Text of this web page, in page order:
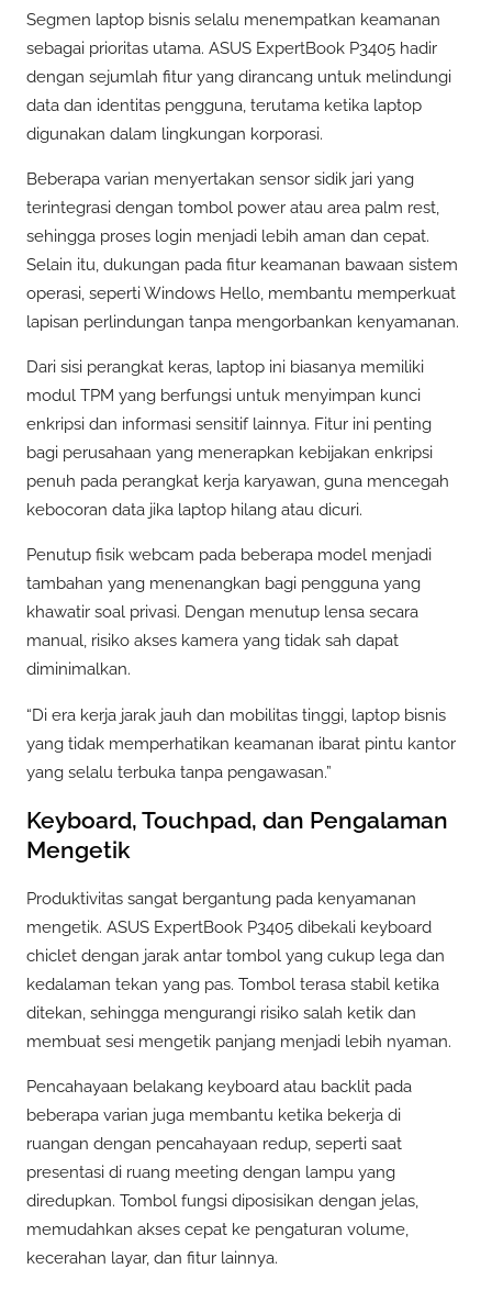
Segmen laptop bisnis selalu menempatkan keamanan
sebagai prioritas utama. ASUS ExpertBook P3405 hadir
dengan sejumlah fitur yang dirancang untuk melindungi
data dan identitas pengguna, terutama ketika laptop
digunakan dalam lingkungan korporasi.
Beberapa varian menyertakan sensor sidik jari yang
terintegrasi dengan tombol power atau area palm rest,
sehingga proses login menjadi lebih aman dan cepat.
Selain itu, dukungan pada fitur keamanan bawaan sistem
operasi, seperti Windows Hello, membantu memperkuat
lapisan perlindungan tanpa mengorbankan kenyamanan.
Dari sisi perangkat keras, laptop ini biasanya memiliki
modul TPM yang berfungsi untuk menyimpan kunci
enkripsi dan informasi sensitif lainnya. Fitur ini penting
bagi perusahaan yang menerapkan kebijakan enkripsi
penuh pada perangkat kerja karyawan, guna mencegah
kebocoran data jika laptop hilang atau dicuri.
Penutup fisik webcam pada beberapa model menjadi
tambahan yang menenangkan bagi pengguna yang
khawatir soal privasi. Dengan menutup lensa secara
manual, risiko akses kamera yang tidak sah dapat
diminimalkan.
“Di era kerja jarak jauh dan mobilitas tinggi, laptop bisnis
yang tidak memperhatikan keamanan ibarat pintu kantor
yang selalu terbuka tanpa pengawasan.”
Keyboard, Touchpad, dan Pengalaman
Mengetik
Produktivitas sangat bergantung pada kenyamanan
mengetik. ASUS ExpertBook P3405 dibekali keyboard
chiclet dengan jarak antar tombol yang cukup lega dan
kedalaman tekan yang pas. Tombol terasa stabil ketika
ditekan, sehingga mengurangi risiko salah ketik dan
membuat sesi mengetik panjang menjadi lebih nyaman.
Pencahayaan belakang keyboard atau backlit pada
beberapa varian juga membantu ketika bekerja di
ruangan dengan pencahayaan redup, seperti saat
presentasi di ruang meeting dengan lampu yang
diredupkan. Tombol fungsi diposisikan dengan jelas,
memudahkan akses cepat ke pengaturan volume,
kecerahan layar, dan fitur lainnya.